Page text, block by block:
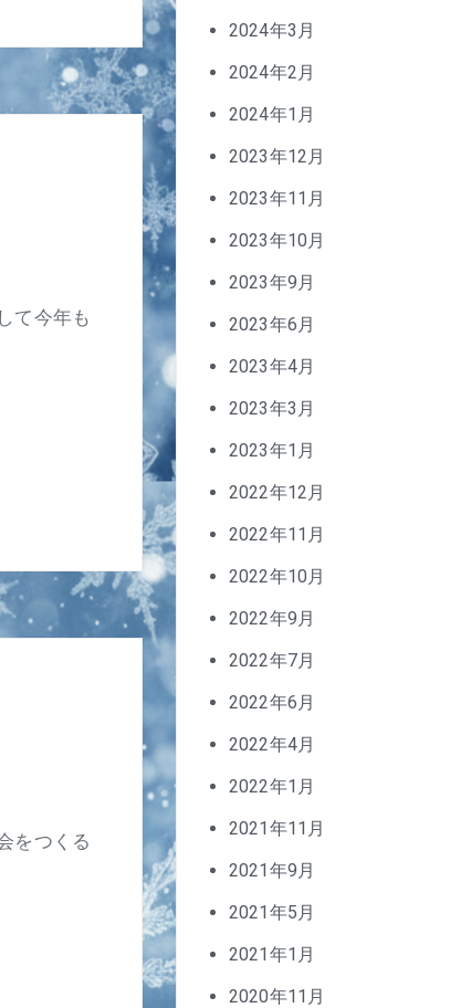
て今年も
をつくる
2024年3月
2024年2月
2024年1月
2023年12月
2023年11月
2023年10月
2023年9月
2023年6月
2023年4月
2023年3月
2023年1月
2022年12月
2022年11月
2022年10月
2022年9月
2022年7月
2022年6月
2022年4月
2022年1月
2021年11月
2021年9月
2021年5月
2021年1月
2020年11月